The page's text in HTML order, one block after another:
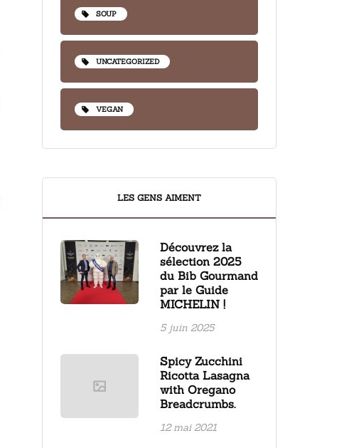
SOUP
UNCATEGORIZED
VEGAN
LES GENS AIMENT
Découvrez la
sélection 2025
du Bib Gourmand
par le Guide
MICHELIN !
5 juin 2025
Spicy Zucchini
Ricotta Lasagna
with Oregano
Breadcrumbs.
12 mai 2021